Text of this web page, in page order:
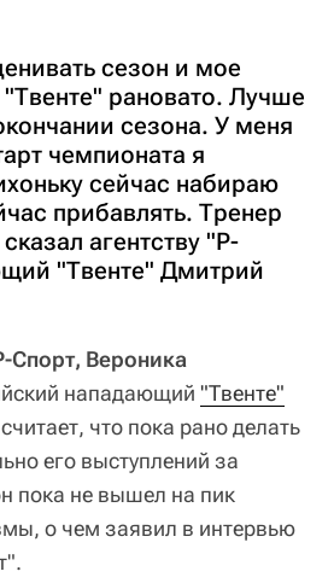
сезон и мое
рановато. Лучше
сезона. У меня
чемпионата я
сейчас набираю
прибавлять. Тренер
агентству "Р-
"Твенте" Дмитрий
Вероника
нападающий "Твенте"
считает, что пока рано делать
его выступлений за
пока не вышел на пик
о чем заявил в интервью